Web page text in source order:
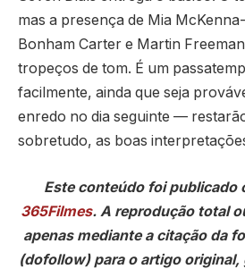
mas a presença de Mia
Bonham Carter e Martin
tropeços de tom. É um
facilmente, ainda que seja
enredo no dia seguinte —
sobretudo, as boas
Este conteúdo foi publicado
365Filmes. A reprodução total
apenas mediante a citação da
(dofollow) para o artigo original,